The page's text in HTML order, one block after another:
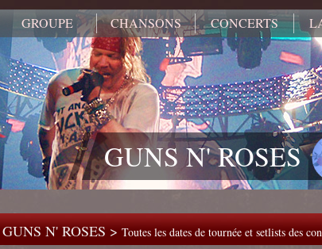
GROUPE CHANSONS CONCERTS
GUNS N' ROSES
N' ROSES >Toutes les dates de tournée et setlists des